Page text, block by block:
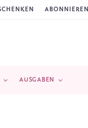
ABONNIEREN
AUSGABEN